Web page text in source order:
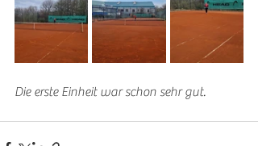
Die erste Einheit war schon sehr gut.